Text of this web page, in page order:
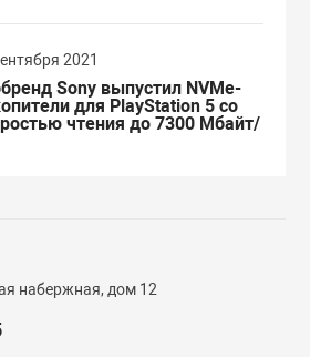
2021
Sony выпустил NVMe-
для PlayStation 5 со
чтения до 7300 Мбайт/
набержная, дом 12